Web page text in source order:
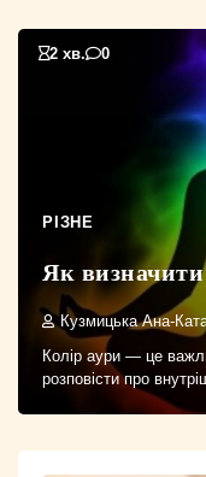
2 хв. 0
РІЗНЕ
Як визначити
Кузмицька Ана-
Колір аури — це
розповісти про